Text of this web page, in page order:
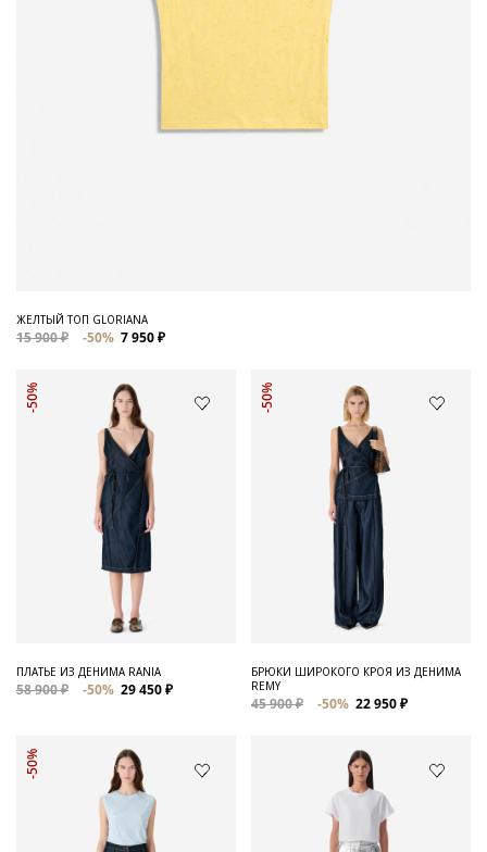
ЖЕЛТЫЙ ТОП GLORIANA
15 900 ₽ -50% 7 950 ₽
-50%
ПЛАТЬЕ ИЗ ДЕНИМА RANIA
58 900 ₽ -50% 29 450 ₽
-50%
БРЮКИ ШИРОКОГО КРОЯ ИЗ ДЕНИМА
REMY
45 900 ₽ -50% 22 950 ₽
-50%